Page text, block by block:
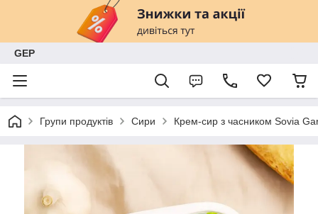
GEP
Групи продуктів Сири Крем-сир з часником Sovia